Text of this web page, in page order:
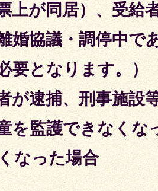
上が同居）、受
婚協議・調停中で
要となります。）
が逮捕、刑事施設
を監護できなくな
なった場合